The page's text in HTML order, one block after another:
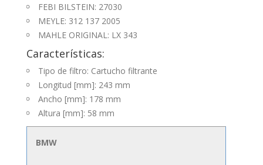
FEBI BILSTEIN: 27030
MEYLE: 312 137 2005
MAHLE ORIGINAL: LX 343
Características:
Tipo de filtro: Cartucho filtrante
Longitud [mm]: 243 mm
Ancho [mm]: 178 mm
Altura [mm]: 58 mm
BMW